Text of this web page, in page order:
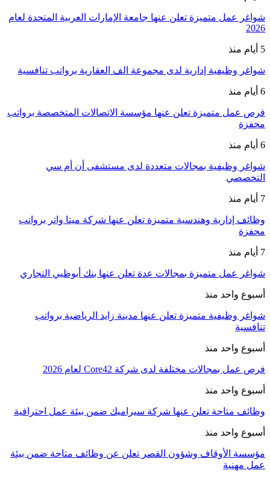
شواغر عمل متميزة تعلن عنها جامعة الإمارات العربية المتحدة لعام
2026
5 أيام منذ
شواغر وظيفية إدارية لدى مجموعة الف العقارية برواتب تنافسية
6 أيام منذ
فرص عمل متميزة تعلن عنها مؤسسة الاتصالات المتخصصة برواتب
محفزة
6 أيام منذ
شواغر وظيفية بمجالات متعددة لدى مستشفى أن أم سي
التخصصي
7 أيام منذ
وظائف إدارية وهندسية متميزة تعلن عنها شركة ميتا واتر برواتب
محفزة
7 أيام منذ
شواغر عمل متميزة بمجالات عدة تعلن عنها بنك أبوظبي التجاري
أسبوع واحد منذ
شواغر وظيفية متميزة تعلن عنها مدينة زايد الرياضية برواتب
تنافسية
أسبوع واحد منذ
فرص عمل بمجالات مختلفة لدى شركة Core42 لعام 2026
أسبوع واحد منذ
وظائف متاحة تعلن عنها شركة سيراميك ضمن بيئة عمل احترافية
أسبوع واحد منذ
مؤسسة الأوقاف وشؤون القصر تعلن عن وظائف متاحة ضمن بيئة
عمل مهنية